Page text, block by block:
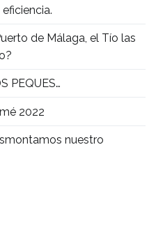
de Málaga, el Tío las
PEQUES…
2022
nuestro